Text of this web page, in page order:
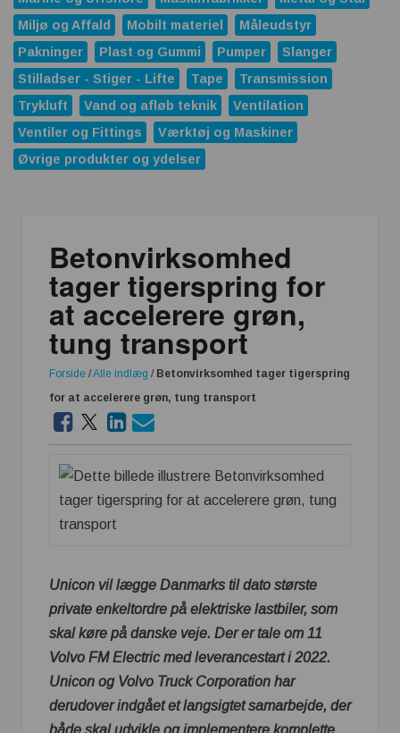
Miljø og Affald
Mobilt materiel
Måleudstyr
Pakninger
Plast og Gummi Pumper
Slanger
Stilladser - Stiger - Lifte
Tape
Transmission
Trykluft
Vand og afløb teknik
Ventilation
Ventiler og Fittings
Værktøj og Maskiner
Øvrige produkter og ydelser
Betonvirksomhed
tager tigerspring for
at accelerere grøn,
tung transport
Forside /Alle indlæg / Betonvirksomhed tager tigerspring
for at accelerere grøn, tung transport
Unicon vil lægge Danmarks til dato største
private enkeltordre på elektriske lastbiler, som
skal køre på danske veje. Der er tale om 11
Volvo FM Electric med leverancestart i 2022.
Unicon og Volvo Truck Corporation har
derudover indgået et langsigtet samarbejde, der
både skal udvikle og implementere komplette